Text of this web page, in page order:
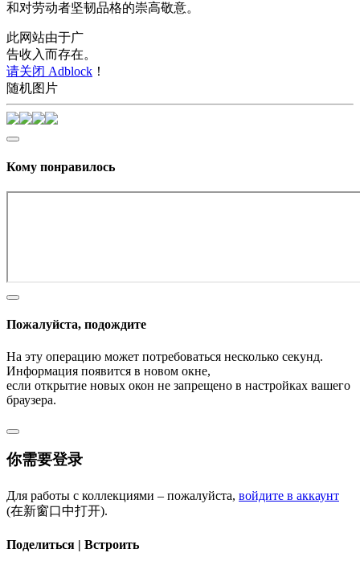
和对劳动者坚韧品格的崇高敬意。
此网站由于广
告收入而存在。
请关闭 Adblock ！
随机图片
Кому понравилось
Пожалуйста, подождите
На эту операцию может потребоваться несколько секунд.
Информация появится в новом окне,
если открытие новых окон не запрещено в настройках вашего
браузера.
你需要登录
Для работы с коллекциями – пожалуйста, войдите в аккаунт
(在新窗口中打开).
Поделиться | Встроить